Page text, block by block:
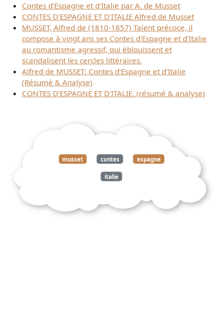
Contes d'Espagne et d'Italie par A. de Musset
CONTES D'ESPAGNE ET D'ITALIE Alfred de Musset
MUSSET, Alfred de (1810-1857) Talent précoce, il
compose à vingt ans ses Contes d'Espagne et d'Italie
au romantisme agressif, qui éblouissent et
scandalisent les cercles littéraires.
Alfred de MUSSET: Contes d'Espagne et d'Italie
(Résumé & Analyse)
CONTES D’ESPAGNE ET D’ITALIE. (résumé & analyse)
musset contes espagne
italie